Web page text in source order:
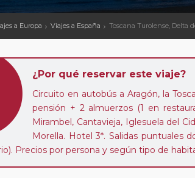
a Europa Viajes a España Toscana Turolense, Delta
¿Por qué reservar este viaje?
Circuito en autobús a Aragón, la
pensión + 2 almuerzos (1 en
Mirambel, Cantavieja, Iglesuela del
Morella. Hotel 3*. Salidas puntuales
Precios por persona y según tipo de